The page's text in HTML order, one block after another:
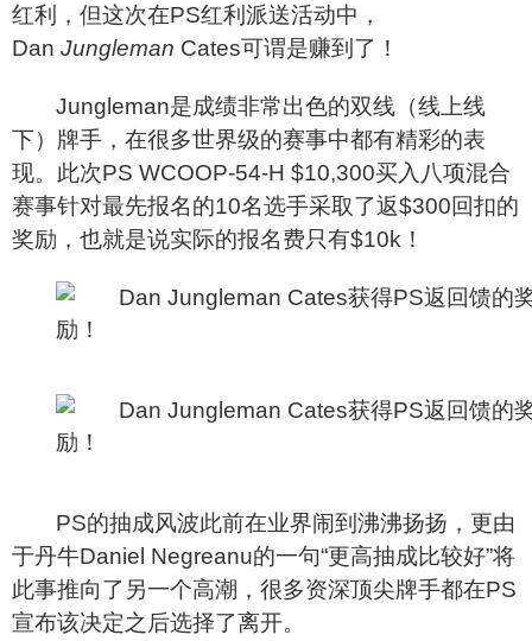
红利，但这次在PS红利派送活动中，
Dan Jungleman Cates可谓是赚到了！
Jungleman是成绩非常出色的双线（线上线
下）牌手，在很多世界级的赛事中都有精彩的表
现。此次PS WCOOP-54-H $10,300买入八项混合
赛事针对最先报名的10名选手采取了返$300回扣的
奖励，也就是说实际的报名费只有$10k！
PS的抽成风波此前在业界闹到沸沸扬扬，更由
于丹牛Daniel Negreanu的一句“更高抽成比较好”将
此事推向了另一个高潮，很多资深顶尖牌手都在PS
宣布该决定之后选择了离开。